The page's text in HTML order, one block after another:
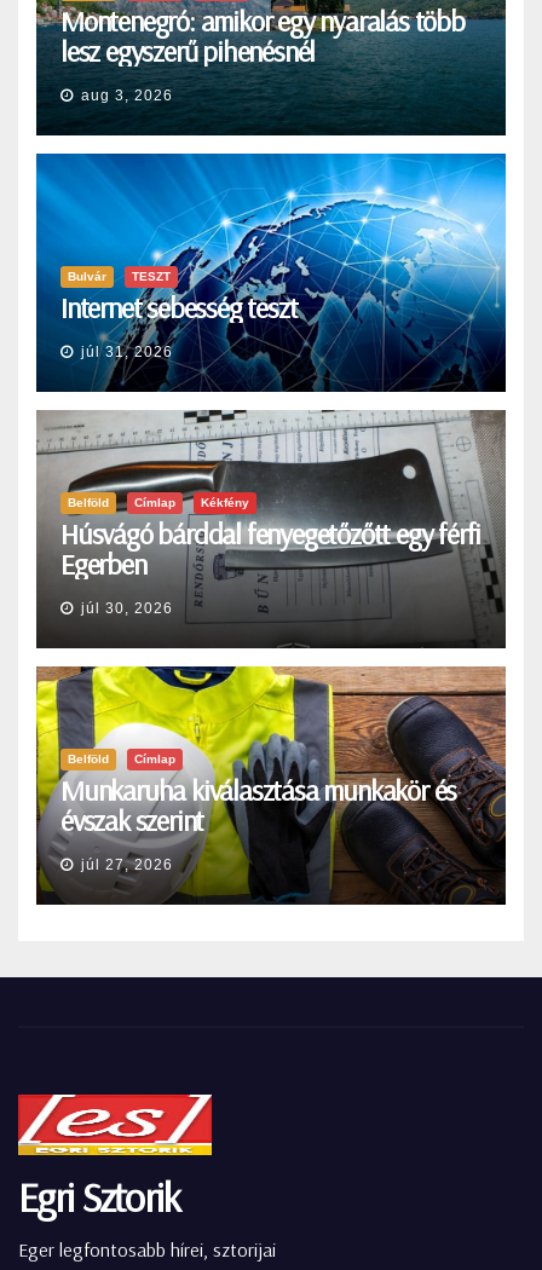
Montenegró: amikor egy nyaralás több
lesz egyszerű pihenésnél
aug 3, 2026
Bulvár TESZT
Internet sebesség teszt
júl 31, 2026
Belföld Címlap Kékfény
Húsvágó bárddal fenyegetőzőtt egy férfi
Egerben
júl 30, 2026
Belföld Címlap
Munkaruha kiválasztása munkakör és
évszak szerint
júl 27, 2026
Egri Sztorik
Eger legfontosabb hírei, sztorijai